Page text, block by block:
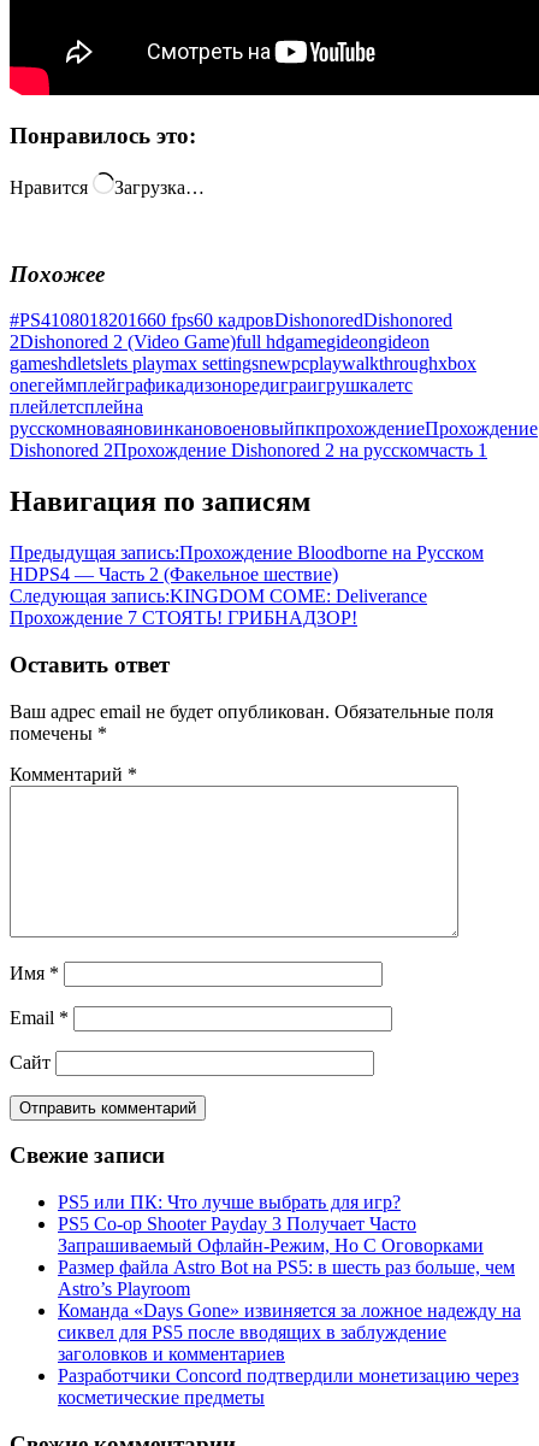
Понравилось это:
Нравится Загрузка…
Похожее
#PS4108018201660 fps60 кадровDishonoredDishonored
2Dishonored 2 (Video Game)full hdgamegideongideon
gameshdletslets playmax settingsnewpcplaywalkthroughxbox
oneгеймплейграфикадизоноредиграигрушкалетс
плейлетсплейна
русскомноваяновинкановоеновыйпкпрохождениеПрохождение
Dishonored 2Прохождение Dishonored 2 на русскомчасть 1
Навигация по записям
Предыдущая запись:Прохождение Bloodborne на Русском
HDPS4 — Часть 2 (Факельное шествие)
Следующая запись:KINGDOM COME: Deliverance
Прохождение 7 СТОЯТЬ! ГРИБНАДЗОР!
Оставить ответ
Ваш адрес email не будет опубликован. Обязательные поля
помечены *
Комментарий *
Имя *
Email *
Сайт
Свежие записи
PS5 или ПК: Что лучше выбрать для игр?
PS5 Co-op Shooter Payday 3 Получает Часто
Запрашиваемый Офлайн-Режим, Но С Оговорками
Размер файла Astro Bot на PS5: в шесть раз больше, чем
Astro’s Playroom
Команда «Days Gone» извиняется за ложное надежду на
сиквел для PS5 после вводящих в заблуждение
заголовков и комментариев
Разработчики Concord подтвердили монетизацию через
косметические предметы